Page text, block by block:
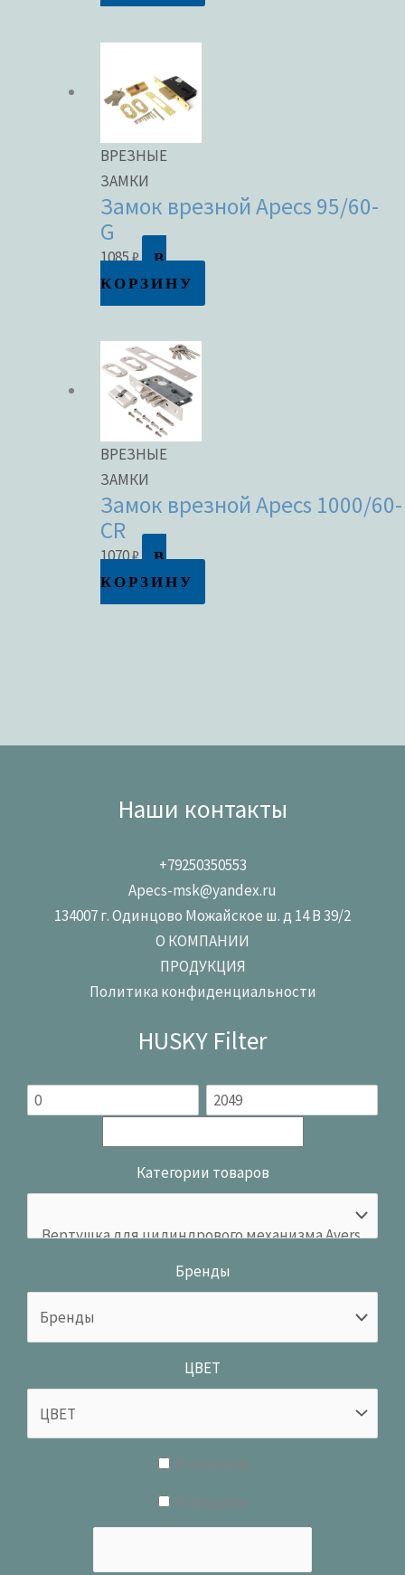
ВРЕЗНЫЕ
ЗАМКИ
Замок врезной Apecs 95/60-
G
1085₽
В
КОРЗИНУ
ВРЕЗНЫЕ
ЗАМКИ
Замок врезной Apecs 1000/60-
CR
1070₽
В
КОРЗИНУ
Наши контакты
+79250350553
Apecs-msk@yandex.ru
134007 г. Одинцово Можайское ш. д 14 В 39/2
О КОМПАНИИ
ПРОДУКЦИЯ
Политика конфиденциальности
HUSKY Filter
Категории товаров
Бренды
ЦВЕТ